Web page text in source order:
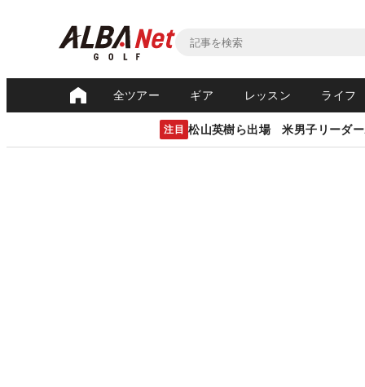
全ツアー ギア レッスン ライフ
注目 松山英樹ら出場 米男子リーダ